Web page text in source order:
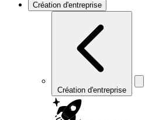
Création d'entreprise
Création d'entreprise